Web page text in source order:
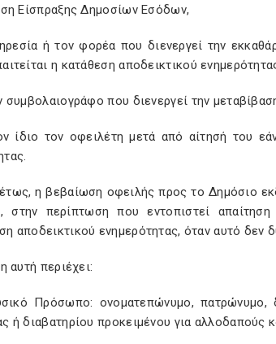
Είσπραξης Δημοσίων Εσόδων,
ή τον φορέα που διενεργεί την
η κατάθεση αποδεικτικού
συμβολαιογράφο που διενεργεί την
ίδιο τον οφειλέτη μετά από αίτησή του
η βεβαίωση οφειλής προς το Δημόσιο
στην περίπτωση που εντοπιστεί
αποδεικτικού ενημερότητας, όταν αυτό δεν
αυτή περιέχει:
Πρόσωπο: ονοματεπώνυμο, πατρώνυμο,
ή διαβατηρίου προκειμένου για